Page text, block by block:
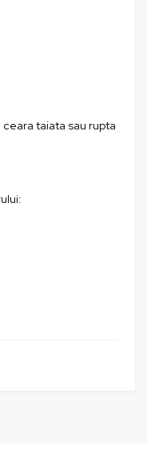
taiata sau rupta